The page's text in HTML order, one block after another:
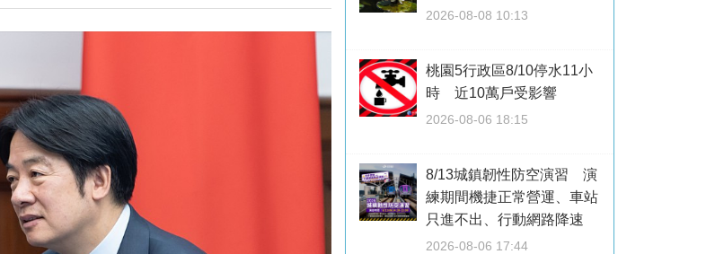
2026-08-08 10:13
桃園5行政區8/10停水11小
時 近10萬戶受影響
2026-08-06 18:15
8/13城鎮韌性防空演習 演
練期間機捷正常營運、車站
只進不出、行動網路降速
2026-08-06 17:44